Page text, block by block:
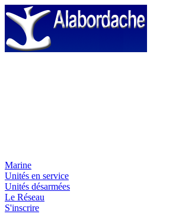
Marine
Unités en service
Unités désarmées
Le Réseau
S'inscrire